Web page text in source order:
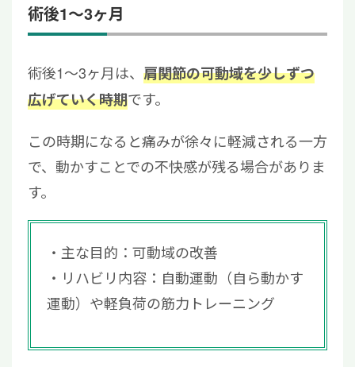
術後1～3ヶ月
術後1〜3ヶ月は、 肩関節の可動域を少しずつ
広げていく時期です。
この時期になると痛みが徐々に軽減される一方
で、動かすことでの不快感が残る場合がありま
す。
主な目的：可動域の改善
リハビリ内容：自動運動（自ら動かす
運動）や軽負荷の筋力トレーニング